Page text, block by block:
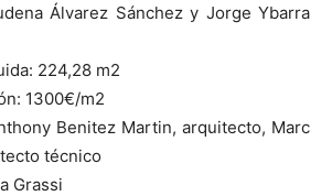
Álvarez Sánchez y Jorge Ybarra
224,28 m2
1300€/m2
Benitez Martin, arquitecto, Marc
técnico
Grassi